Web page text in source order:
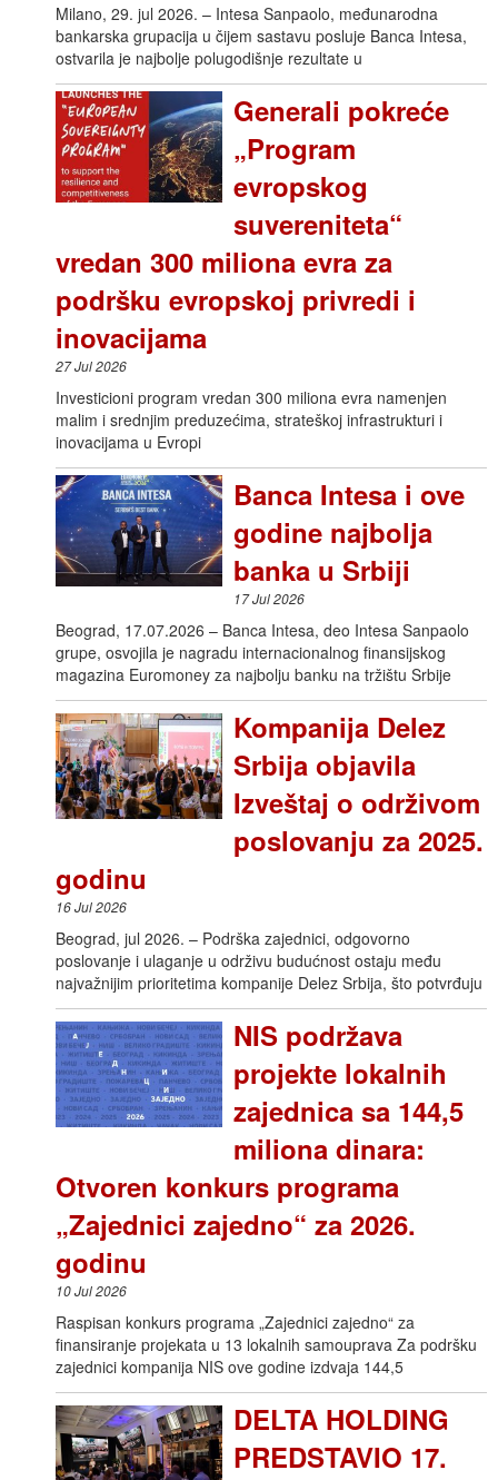
Milano, 29. jul 2026. – Intesa Sanpaolo, međunarodna
bankarska grupacija u čijem sastavu posluje Banca Intesa,
ostvarila je najbolje polugodišnje rezultate u
Generali pokreće
„Program
evropskog
suvereniteta“
vredan 300 miliona evra za
podršku evropskoj privredi i
inovacijama
27 Jul 2026
Investicioni program vredan 300 miliona evra namenjen
malim i srednjim preduzećima, strateškoj infrastrukturi i
inovacijama u Evropi
Banca Intesa i ove
godine najbolja
banka u Srbiji
17 Jul 2026
Beograd, 17.07.2026 – Banca Intesa, deo Intesa Sanpaolo
grupe, osvojila je nagradu internacionalnog finansijskog
magazina Euromoney za najbolju banku na tržištu Srbije
Kompanija Delez
Srbija objavila
Izveštaj o održivom
poslovanju za 2025.
godinu
16 Jul 2026
Beograd, jul 2026. – Podrška zajednici, odgovorno
poslovanje i ulaganje u održivu budućnost ostaju među
najvažnijim prioritetima kompanije Delez Srbija, što potvrđuju
NIS podržava
projekte lokalnih
zajednica sa 144,5
miliona dinara:
Otvoren konkurs programa
„Zajednici zajedno“ za 2026.
godinu
10 Jul 2026
Raspisan konkurs programa „Zajednici zajedno“ za
finansiranje projekata u 13 lokalnih samouprava Za podršku
zajednici kompanija NIS ove godine izdvaja 144,5
DELTA HOLDING
PREDSTAVIO 17.